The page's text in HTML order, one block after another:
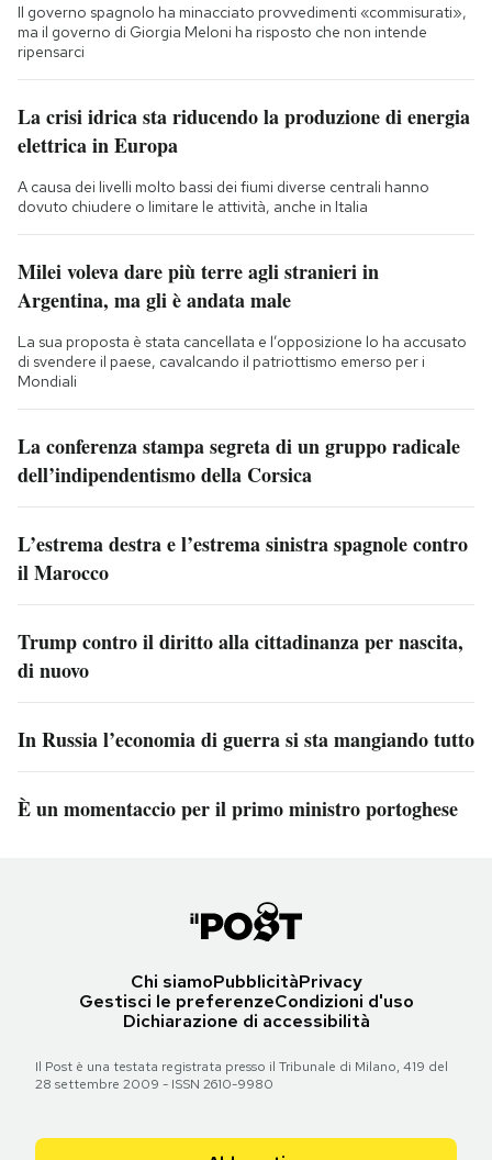
Il governo spagnolo ha minacciato provvedimenti «commisurati»,
ma il governo di Giorgia Meloni ha risposto che non intende
ripensarci
La crisi idrica sta riducendo la produzione di energia
elettrica in Europa
A causa dei livelli molto bassi dei fiumi diverse centrali hanno
dovuto chiudere o limitare le attività, anche in Italia
Milei voleva dare più terre agli stranieri in
Argentina, ma gli è andata male
La sua proposta è stata cancellata e l’opposizione lo ha accusato
di svendere il paese, cavalcando il patriottismo emerso per i
Mondiali
La conferenza stampa segreta di un gruppo radicale
dell’indipendentismo della Corsica
L’estrema destra e l’estrema sinistra spagnole contro
il Marocco
Trump contro il diritto alla cittadinanza per nascita,
di nuovo
In Russia l’economia di guerra si sta mangiando tutto
È un momentaccio per il primo ministro portoghese
Chi siamoPubblicitàPrivacy
Gestisci le preferenzeCondizioni d'uso
Dichiarazione di accessibilità
Il Post è una testata registrata presso il Tribunale di Milano, 419 del
28 settembre 2009 - ISSN 2610-9980